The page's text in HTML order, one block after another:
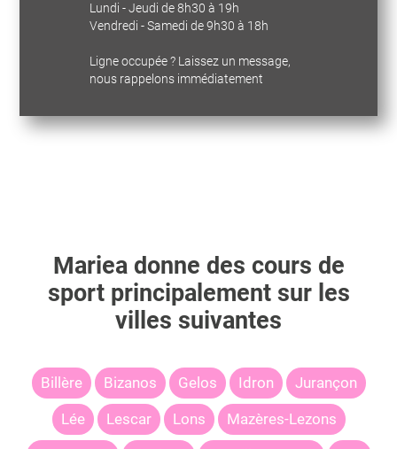
Lundi - Jeudi de 8h30 à 19h
Vendredi - Samedi de 9h30 à 18h
Ligne occupée ? Laissez un message,
nous rappelons immédiatement
Marieadonne des cours de
sport principalement sur les
villes suivantes
Billère Bizanos Gelos Idron Jurançon
Lée Lescar Lons Mazères-Lezons